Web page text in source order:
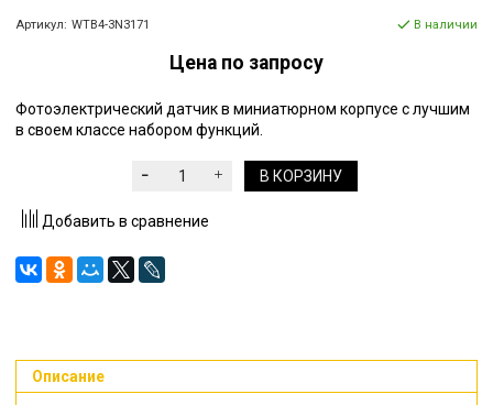
Артикул: WTB4-3N3171 В наличии
Цена по запросу
Фотоэлектрический датчик в миниатюрном корпусе с лучшим
в своем классе набором функций.
В КОРЗИНУ
Добавить в сравнение
Описание